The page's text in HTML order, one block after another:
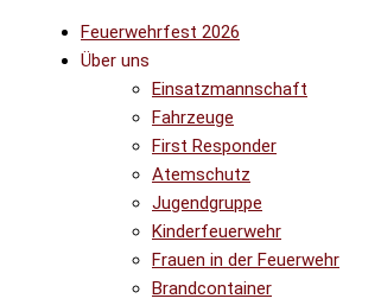
Feuerwehrfest 2026
Über uns
Einsatzmannschaft
Fahrzeuge
First Responder
Atemschutz
Jugendgruppe
Kinderfeuerwehr
Frauen in der Feuerwehr
Brandcontainer